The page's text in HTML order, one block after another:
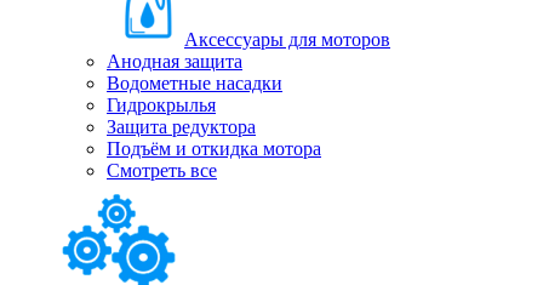
Аксессуары для моторов
Анодная защита
Водометные насадки
Гидрокрылья
Защита редуктора
Подъём и откидка мотора
Смотреть все